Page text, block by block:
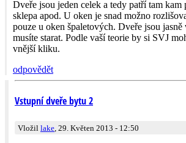
Dveře jsou jeden celek a tedy patří tam kam
sklepa apod. U oken je snad možno
pouze u oken špaletových. Dveře jsou jasně
musíte starat. Podle vaší teorie by si SVJ
vnější kliku.
odpovědět
Vstupní dveře bytu 2
Vložil lake , 29. Květen 2013 - 12:50